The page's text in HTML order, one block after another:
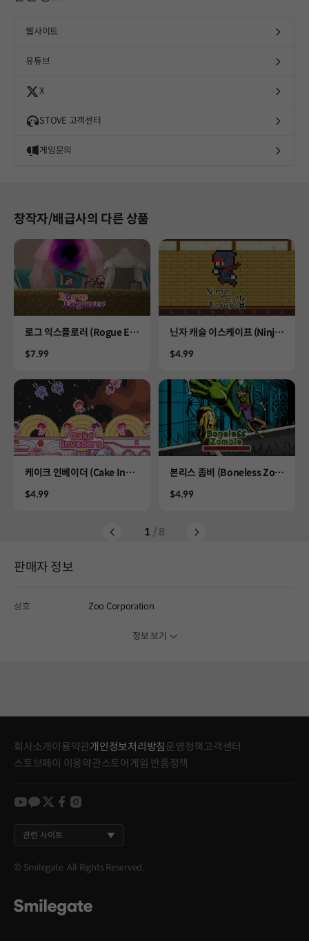
웹사이트
유튜브
X
STOVE 고객센터
게임문의
창작자/배급사의 다른 상품
Product
로그 익스플로러 (Rogue Ex
Price
$7.99
Product
닌자 캐슬 이스케이프 (Ninja
Price
$4.99
Product
케이크 인베이더 (Cake Inva
Price
$4.99
Product
본리스 좀비 (Boneless Zom
Price
$4.99
1 / 8
판매자 정보
상호 Zoo Corporation
정보 보기
회사소개 이용약관개인정보처리방침 운영정책고객센터
스토브페이 이용약관스토어게임 반품정책
youtube
kakao
twitter
facebook
instagram
관련 사이트
© Smilegate. All Rights Reserved.